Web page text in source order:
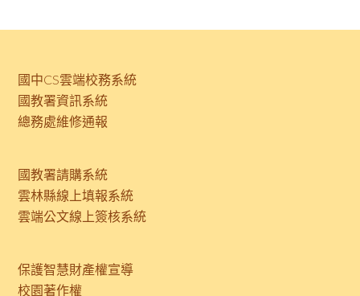
國中CS雲端校務系統
國教署資訊系統
總務處維修通報
國教署請購系統
雲林縣線上填報系統
雲端公文線上簽核系統
保護智慧財產權宣導
校園著作權